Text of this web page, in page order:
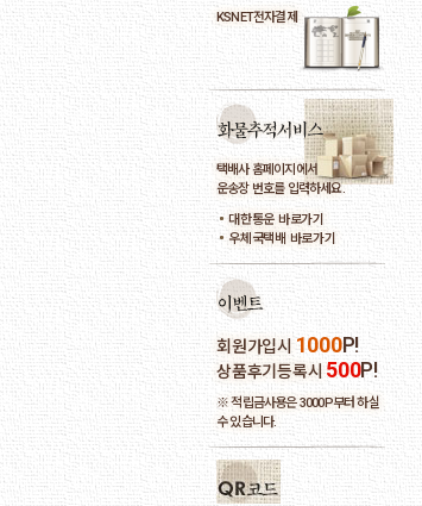
KSNET전자결제
택배사 홈페이지에서
운송장 번호를 입력하세요.
대한통운 바로가기
우체국택배 바로가기
회원가입시 1000P!
상품후기등록시 500P!
※ 적립금사용은 3000P부터 하실
수 있습니다.